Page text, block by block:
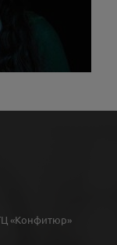
«Конфитюр»